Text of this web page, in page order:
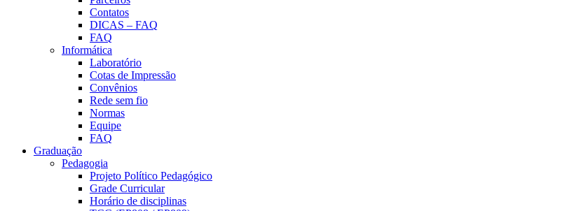
Contatos
DICAS – FAQ
FAQ
Informática
Laboratório
Cotas de Impressão
Convênios
Rede sem fio
Normas
Equipe
FAQ
Graduação
Pedagogia
Projeto Político Pedagógico
Grade Curricular
Horário de disciplinas